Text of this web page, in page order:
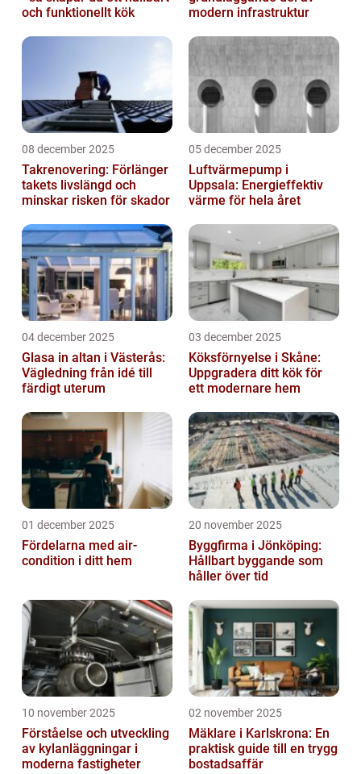
och funktionellt kök
modern infrastruktur
08 december 2025
Takrenovering: Förlänger
takets livslängd och
minskar risken för skador
05 december 2025
Luftvärmepump i
Uppsala: Energieffektiv
värme för hela året
04 december 2025
Glasa in altan i Västerås:
Vägledning från idé till
färdigt uterum
03 december 2025
Köksförnyelse i Skåne:
Uppgradera ditt kök för
ett modernare hem
01 december 2025
Fördelarna med air-
condition i ditt hem
20 november 2025
Byggfirma i Jönköping:
Hållbart byggande som
håller över tid
10 november 2025
Förståelse och utveckling
av kylanläggningar i
moderna fastigheter
02 november 2025
Mäklare i Karlskrona: En
praktisk guide till en trygg
bostadsaffär